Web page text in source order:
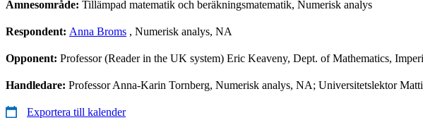
Ämnesområde: Tillämpad matematik och beräkningsmatematik, Numerisk analys
Respondent: Anna Broms , Numerisk analys, NA
Opponent: Professor (Reader in the UK system) Eric Keaveny, Dept. of Mathematics,
Handledare: Professor Anna-Karin Tornberg, Numerisk analys, NA; Universitetslektor
Exportera till kalender